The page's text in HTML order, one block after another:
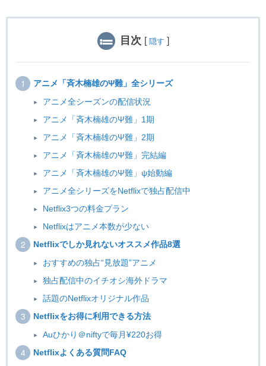
目次 [ 隠す ]
アニメ「斉木楠雄のΨ難」全シリーズ
アニメ全シーズンの配信状況
アニメ「斉木楠雄のΨ難」1期
アニメ「斉木楠雄のΨ難」2期
アニメ「斉木楠雄のΨ難」完結編
アニメ「斉木楠雄のΨ難」ψ始動編
アニメ全シリーズをNetflixで独占配信中
Netflix3つの料金プラン
Netflixはアニメ本数が少ない
Netflixでしか見れないオススメ作品8選
おすすめの独占“見放題”アニメ
独占配信中のイチオシ海外ドラマ
話題のNetflixオリジナル作品
Netflixをお得に利用できる方法
Auひかり＠niftyで毎月¥220お得
Netflixよくある質問FAQ